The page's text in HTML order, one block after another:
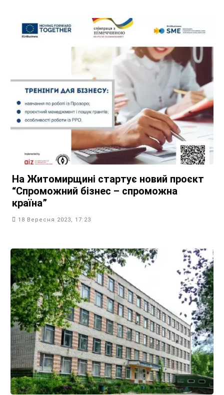
На Житомирщині стартує новий проєкт
“Спроможний бізнес – спроможна
країна”
18 Вересня 2023, 17:23